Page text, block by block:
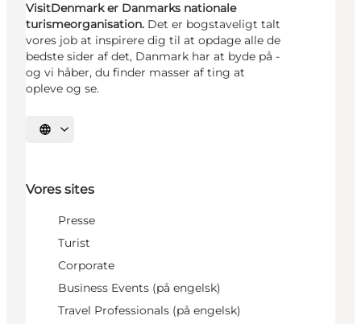
VisitDenmark er Danmarks nationale
turismeorganisation. Det er bogstaveligt talt
vores job at inspirere dig til at opdage alle de
bedste sider af det, Danmark har at byde på -
og vi håber, du finder masser af ting at
opleve og se.
Vælg sprog
Vores sites
Presse
Turist
Corporate
Business Events (på engelsk)
Travel Professionals (på engelsk)